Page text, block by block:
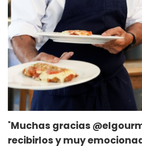
"Muchas gracias
recibirlos y muy